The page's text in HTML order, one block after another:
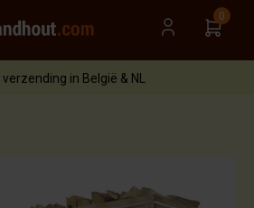
0
verzending in België & NL